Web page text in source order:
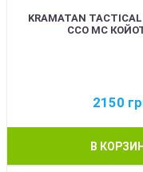
KRAMATAN
ССО МС КОЙОТ
2150
В